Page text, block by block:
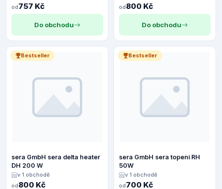
od757 Kč
Do obchodu
od800 Kč
Do obchodu
Bestseller
sera GmbH sera delta heater
DH 200 W
v 1 obchodě
od800 Kč
Bestseller
sera GmbH sera topení RH
50W
v 1 obchodě
od700 Kč